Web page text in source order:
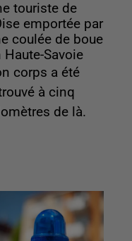
touriste de
emportée par
coulée de boue
Haute-Savoie
corps a été
à cinq
de là.